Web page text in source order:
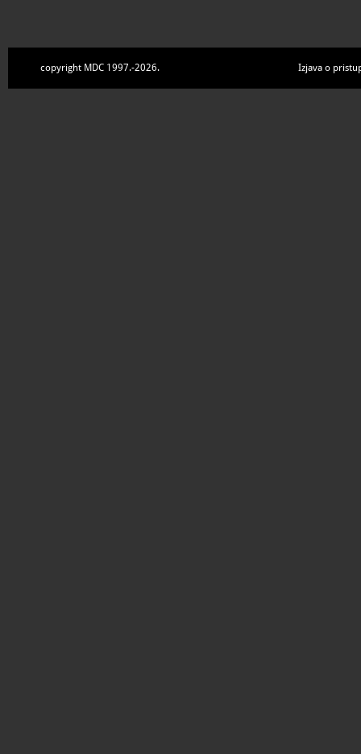
copyright MDC 1997.-2026. Izjava o